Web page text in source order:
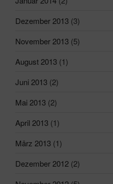
Dezember 2013 (3)
November 2013 (5)
August 2013 (1)
Juni 2013 (2)
Mai 2013 (2)
April 2013 (1)
März 2013 (1)
Dezember 2012 (2)